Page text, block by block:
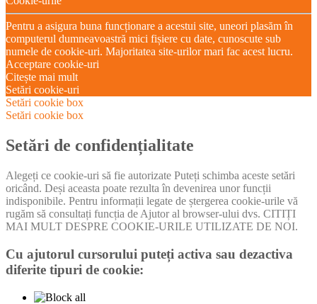
Pentru a asigura buna funcționare a acestui site, uneori plasăm în
computerul dumneavoastră mici fișiere cu date, cunoscute sub
numele de cookie-uri. Majoritatea site-urilor mari fac acest lucru.
Acceptare cookie-uri
Citește mai mult
Setări cookie-uri
Setări cookie box
Setări cookie box
Setări de confidențialitate
Alegeți ce cookie-uri să fie autorizate Puteți schimba aceste setări
oricând. Deși aceasta poate rezulta în devenirea unor funcții
indisponibile. Pentru informații legate de ștergerea cookie-urile vă
rugăm să consultați funcția de Ajutor al browser-ului dvs. CITIȚI
MAI MULT DESPRE COOKIE-URILE UTILIZATE DE NOI.
Cu ajutorul cursorului puteți activa sau dezactiva
diferite tipuri de cookie: